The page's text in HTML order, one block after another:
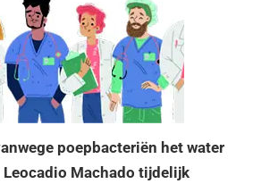
poepbacteriën het water
Machado tijdelijk